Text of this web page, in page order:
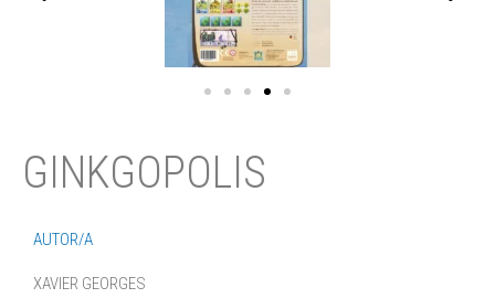
GINKGOPOLIS
AUTOR/A
XAVIER GEORGES